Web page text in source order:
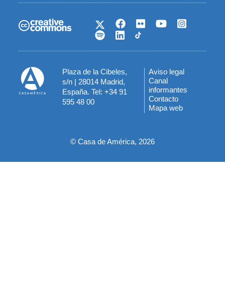
Plaza de la Cibeles,
s/n | 28014 Madrid,
España. Tel: +34 91
595 48 00
Menú
del
pie
Aviso legal
Canal
informantes
Contacto
Mapa web
© Casa de América, 2026